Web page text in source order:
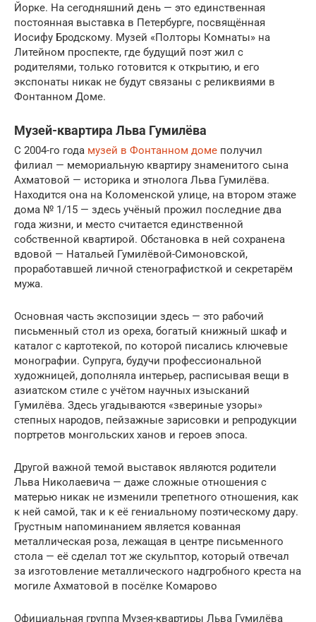
Йорке. На сегодняшний день — это единственная
постоянная выставка в Петербурге, посвящённая
Иосифу Бродскому. Музей «Полторы Комнаты» на
Литейном проспекте, где будущий поэт жил с
родителями, только готовится к открытию, и его
экспонаты никак не будут связаны с реликвиями в
Фонтанном Доме.
Музей-квартира Льва Гумилёва
С 2004-го года музей в Фонтанном доме получил
филиал — мемориальную квартиру знаменитого сына
Ахматовой — историка и этнолога Льва Гумилёва.
Находится она на Коломенской улице, на втором этаже
дома № 1/15 — здесь учёный прожил последние два
года жизни, и место считается единственной
собственной квартирой. Обстановка в ней сохранена
вдовой — Натальей Гумилёвой-Симоновской,
проработавшей личной стенографисткой и секретарём
мужа.
Основная часть экспозиции здесь — это рабочий
письменный стол из ореха, богатый книжный шкаф и
каталог с картотекой, по которой писались ключевые
монографии. Супруга, будучи профессиональной
художницей, дополняла интерьер, расписывая вещи в
азиатском стиле с учётом научных изысканий
Гумилёва. Здесь угадываются «звериные узоры»
степных народов, пейзажные зарисовки и репродукции
портретов монгольских ханов и героев эпоса.
Другой важной темой выставок являются родители
Льва Николаевича — даже сложные отношения с
матерью никак не изменили трепетного отношения, как
к ней самой, так и к её гениальному поэтическому дару.
Грустным напоминанием является кованная
металлическая роза, лежащая в центре письменного
стола — её сделал тот же скульптор, который отвечал
за изготовление металлического надгробного креста на
могиле Ахматовой в посёлке Комарово
Официальная группа Музея-квартиры Льва Гумилёва